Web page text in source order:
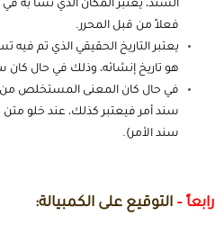
السند، يعتبر المكان الذي نشأ به
فعلاً من قبل المحرر.
يعتبر التاريخ الحقيقي الذي تم
هو تاريخ إنشائه، وذلك في حال كان
في حال كان المعنى المستخلص من
سند أمر فيعتبر كذلك، عند خلو متن
سند الأمر).
رابعاً – التوقيع على الكمبيالة: